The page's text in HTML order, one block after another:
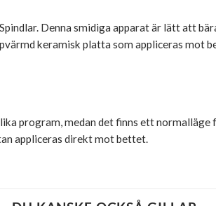
Denna smidiga apparat är lätt att
keramisk platta som appliceras mot
program, medan det finns ett
appliceras direkt mot bettet.